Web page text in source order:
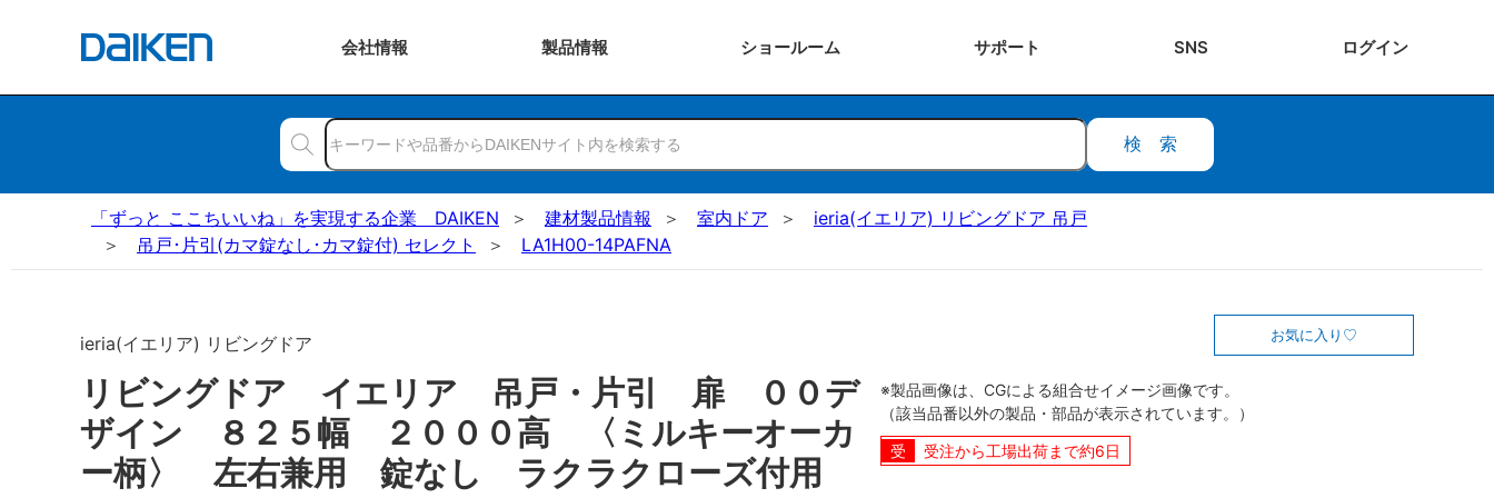
会社情報 製品情報 ショールーム サポート SNS ログイン
検索
「ずっと ここちいいね」を実現する企業 DAIKEN 建材製品情報 室内ドア
ieria(イエリア) リビングドア 吊戸
吊戸･片引(カマ錠なし･カマ錠付) セレクト
LA1H00-14PAFNA
ieria(イエリア) リビングドア
リビングドア イエリア 吊戸・片引 扉 ００デ
ザイン ８２５幅 ２０００高 〈ミルキーオーカ
ー柄〉 左右兼用 錠なし ラクラクローズ付用
お気に入り
※製品画像は、CGによる組合せイメージ画像です。
（該当品番以外の製品・部品が表示されています。）
受注から工場出荷まで約6日